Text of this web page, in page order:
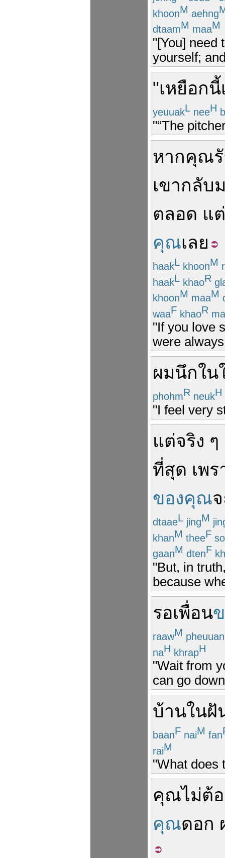
khoonM aehng
dtaamM maaM
"[You] need
yourself;
"เหยือกนี้
yeuuakL neeH
"“The
หากคุณ
เขากลับ
ตลอด แต่
คุณเลย
haakL khoonM
haakL khaoR
khoonM maaM
waaF khaoR
"If you love
were
ผมนึกใน
phohmR neukH
"I feel very
แต่จริง
ที่สุด เพร
ของคุณ
dtaaeL jingM
khanM theeF
gaanM dtenF
"But, in
because
รอเพื่อน
raawM pheuuan
naH khrapH
"Wait from
can go
บ้านในฝั
baanF naiM fan
raiM
"What does
คุณไม่ต้
คุณดอก